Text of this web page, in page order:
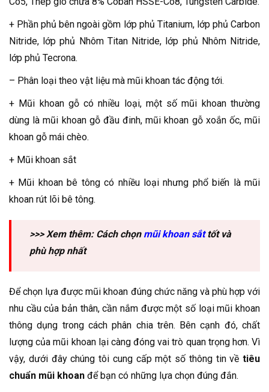
+ Phần phủ bên ngoài gồm lớp phủ Titanium, lớp phủ Carbon
Nitride, lớp phủ Nhôm Titan Nitride, lớp phủ Nhôm Nitride,
lớp phủ Tecrona.
– Phân loại theo vật liệu mà mũi khoan tác động tới.
+ Mũi khoan gỗ có nhiều loại, một số mũi khoan thường
dùng là mũi khoan gỗ đầu đinh, mũi khoan gỗ xoắn ốc, mũi
khoan gỗ mái chèo.
+ Mũi khoan sắt
+ Mũi khoan bê tông có nhiều loại nhưng phổ biến là mũi
khoan rút lõi bê tông.
>>> Xem thêm: Cách chọn mũi khoan sắttốt và
phù hợp nhất
Để chọn lựa được mũi khoan đúng chức năng và phù hợp với
nhu cầu của bản thân, cần nắm được một số loại mũi khoan
thông dụng trong cách phân chia trên. Bên cạnh đó, chất
lượng của mũi khoan lại càng đóng vai trò quan trọng hơn. Vì
vậy, dưới đây chúng tôi cung cấp một số thông tin về tiêu
chuẩn mũi khoan để bạn có những lựa chọn đúng đắn.